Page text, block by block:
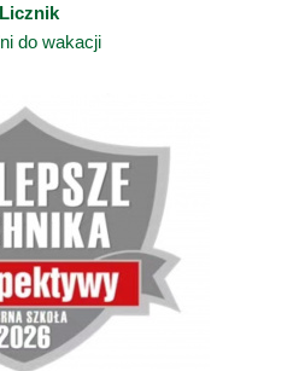
Licznik
do wakacji